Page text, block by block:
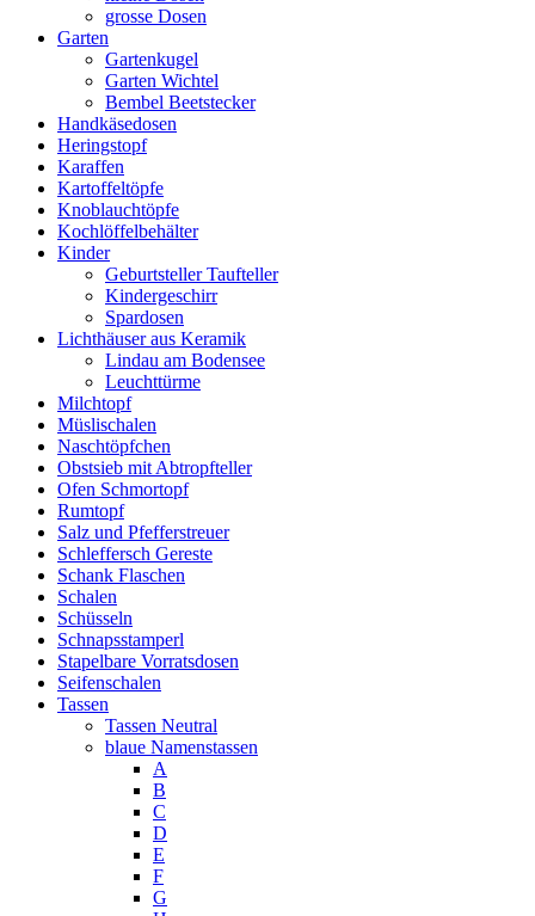
grosse Dosen
Garten
Gartenkugel
Garten Wichtel
Bembel Beetstecker
Handkäsedosen
Heringstopf
Karaffen
Kartoffeltöpfe
Knoblauchtöpfe
Kochlöffelbehälter
Kinder
Geburtsteller Taufteller
Kindergeschirr
Spardosen
Lichthäuser aus Keramik
Lindau am Bodensee
Leuchttürme
Milchtopf
Müslischalen
Naschtöpfchen
Obstsieb mit Abtropfteller
Ofen Schmortopf
Rumtopf
Salz und Pfefferstreuer
Schleffersch Gereste
Schank Flaschen
Schalen
Schüsseln
Schnapsstamperl
Stapelbare Vorratsdosen
Seifenschalen
Tassen
Tassen Neutral
blaue Namenstassen
A
B
C
D
E
F
G